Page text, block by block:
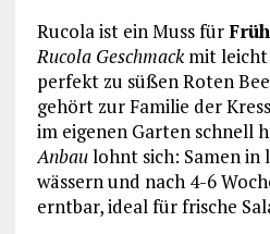
Rucola ist ein Muss für
Rucola Geschmackmit leicht
perfekt zu süßen Roten
gehört zur Familie der
im eigenen Garten schnell
Anbaulohnt sich: Samen in
wässern und nach 4-6
erntbar, ideal für frische